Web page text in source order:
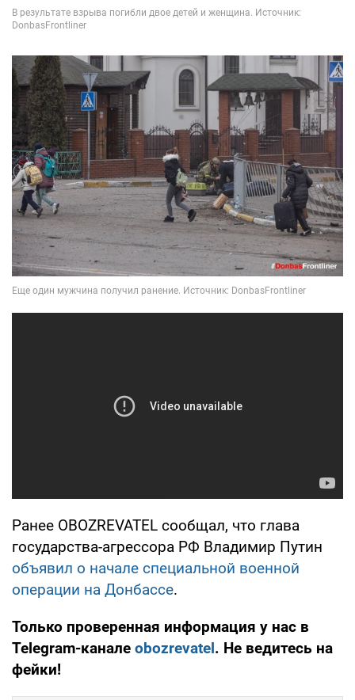
Ранее OBOZREVATEL сообщал, что глава
государства-агрессора РФ Владимир Путин
объявил о начале специальной военной
операции на Донбассе.
Только проверенная информация у нас в
Telegram-канале obozrevatel. Не ведитесь на
фейки!